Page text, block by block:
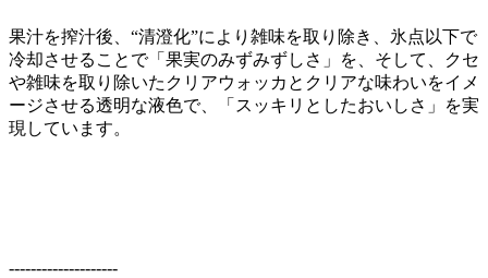
果汁を搾汁後、“清澄化”により雑味を取り除き、氷点以下で
冷却させることで「果実のみずみずしさ」を、そして、クセ
や雑味を取り除いたクリアウォッカとクリアな味わいをイメ
ージさせる透明な液色で、「スッキリとしたおいしさ」を実
現しています。
--------------------